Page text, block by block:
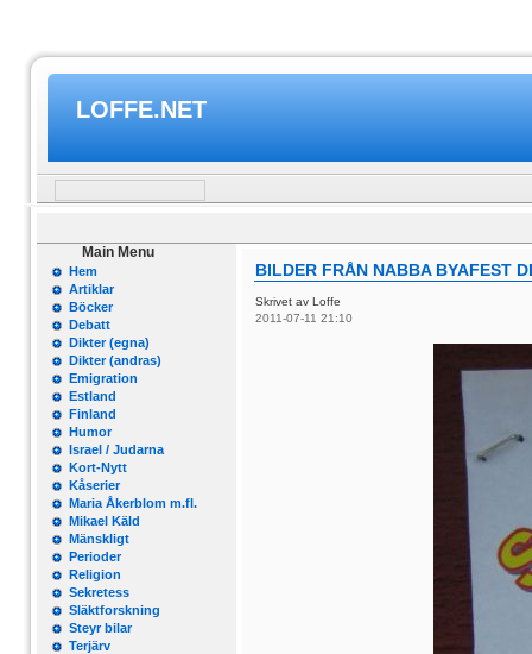
LOFFE.NET
Main Menu
Hem
Artiklar
Böcker
Debatt
Dikter (egna)
Dikter (andras)
Emigration
Estland
Finland
Humor
Israel / Judarna
Kort-Nytt
Kåserier
Maria Åkerblom m.fl.
Mikael Käld
Mänskligt
Perioder
Religion
Sekretess
Släktforskning
Steyr bilar
Terjärv
BILDER FRÅN NABBA BYAFEST
Skrivet av Loffe
2011-07-11 21:10